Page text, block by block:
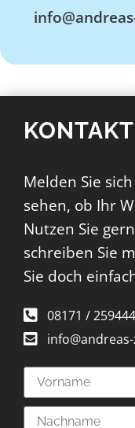
KONTAKT
Melden Sie
sehen, ob Ihr
Nutzen Sie
schreiben Sie
Sie doch
08171 /